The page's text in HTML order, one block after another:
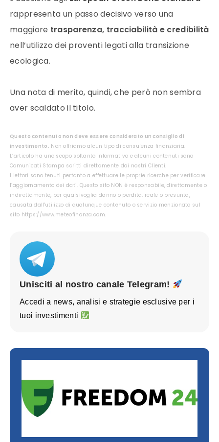
rappresenta un passo decisivo verso una
maggiore trasparenza, tracciabilità e credibilità
nell’utilizzo dei proventi legati alla transizione
ecologica.
Una nota di merito, quindi, che però non sembra
aver scaldato il titolo.
Questo contenuto non deve essere considerato un consiglio di
investimento. Non offriamo alcun tipo di consulenza finanziaria.
L’articolo ha uno scopo soltanto informativo e alcuni contenuti sono
Comunicati Stampa scritti direttamente dai nostri Clienti.
I lettori sono tenuti pertanto a effettuare le proprie ricerche per verificare
l’aggiornamento dei dati. Questo sito NON è responsabile, direttamente o
indirettamente, per qualsivoglia danno o perdita, reale o presunta,
causata dall'utilizzo di qualunque contenuto o servizio menzionato sul
sito https://www.meteofinanza.com.
Unisciti al nostro canale Telegram!
Accedi a news, analisi e strategie esclusive per i
tuoi investimenti